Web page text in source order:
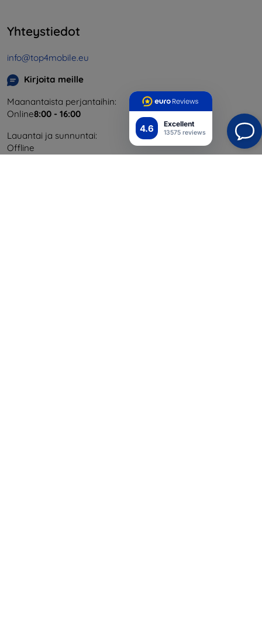
4.6 Excellent
13575 reviews
Yhteystiedot
info@top4mobile.eu
Kirjoita meille
Maanantaista perjantaihin:
Online8:00 - 16:00
Lauantai ja sunnuntai:
Offline